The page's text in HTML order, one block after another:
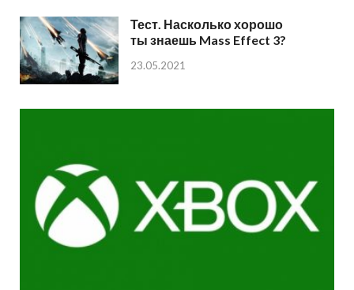
Тест. Насколько хорошо
ты знаешь Mass Effect 3?
23.05.2021